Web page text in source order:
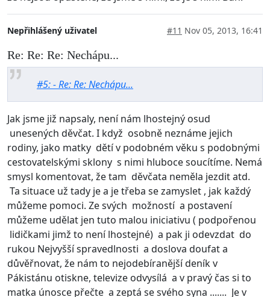
Nepřihlášený uživatel #11 Nov 05, 2013, 16:41
Re: Re: Re: Nechápu...
#5: - Re: Re: Nechápu...
Jak jsme již napsaly, není nám lhostejný osud
unesených děvčat. I když osobně neznáme jejich
rodiny, jako matky dětí v podobném věku s podobnými
cestovatelskými sklony s nimi hluboce soucítíme. Nemá
smysl komentovat, že tam děvčata neměla jezdit atd.
Ta situace už tady je a je třeba se zamyslet , jak každý
můžeme pomoci. Ze svých možností a postavení
můžeme udělat jen tuto malou iniciativu ( podpořenou
lidičkami jimž to není lhostejné) a pak ji odevzdat do
rukou Nejvyšší spravedlnosti a doslova doufat a
důvěřnovat, že nám to nejodebíranější deník v
Pákistánu otiskne, televize odvysílá a v pravý čas si to
matka únosce přečte a zeptá se svého syna ....... Je v